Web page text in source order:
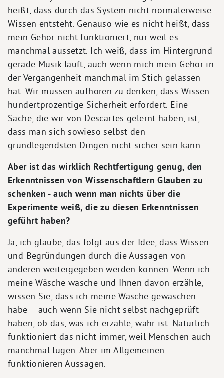
heißt, dass durch das System nicht normalerweise
Wissen entsteht. Genauso wie es nicht heißt, dass
mein Gehör nicht funktioniert, nur weil es
manchmal aussetzt. Ich weiß, dass im Hintergrund
gerade Musik läuft, auch wenn mich mein Gehör in
der Vergangenheit manchmal im Stich gelassen
hat. Wir müssen aufhören zu denken, dass Wissen
hundertprozentige Sicherheit erfordert. Eine
Sache, die wir von Descartes gelernt haben, ist,
dass man sich sowieso selbst den
grundlegendsten Dingen nicht sicher sein kann.
Aber ist das wirklich Rechtfertigung genug, den
Erkenntnissen von Wissenschaftlern Glauben zu
schenken - auch wenn man nichts über die
Experimente weiß, die zu diesen Erkenntnissen
geführt haben?
Ja, ich glaube, das folgt aus der Idee, dass Wissen
und Begründungen durch die Aussagen von
anderen weitergegeben werden können. Wenn ich
meine Wäsche wasche und Ihnen davon erzähle,
wissen Sie, dass ich meine Wäsche gewaschen
habe – auch wenn Sie nicht selbst nachgeprüft
haben, ob das, was ich erzähle, wahr ist. Natürlich
funktioniert das nicht immer, weil Menschen auch
manchmal lügen. Aber im Allgemeinen
funktionieren Aussagen.